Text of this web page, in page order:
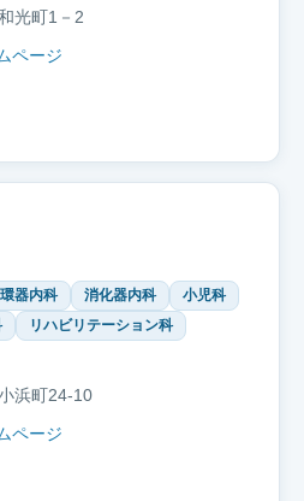
光町1－2
ページ
器内科 消化器内科
小児科
リハビリテーション科
浜町24-10
ページ